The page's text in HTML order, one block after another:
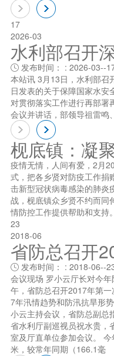
17
2026-03
水利部召开
发布时间： : 2026-03--
本站讯 3月13日，水利部召
日发表的关于保障国家水安
对贯彻落实工作进行再部署
会议并讲话，部领导祖雷鸣
枧底镇：凝
疫情无情，人间有爱，2月
式，把各乡贤对防疫工作捐
击新型冠状病毒感染的肺炎
战，枧底镇众乡贤不约而同
情防控工作提供帮助和支持。
23
2018-06
省防总召开
发布时间： : 2018-06--
会议现场 罗小云厅长对今
午，省防总召开2017年第
7年汛情趋势和防汛抗旱形
小云主持会议，省防总副总
省水利厅副巡视员祝水贵，
室及厅直单位参加会议。
米，较常年同期（166.1毫